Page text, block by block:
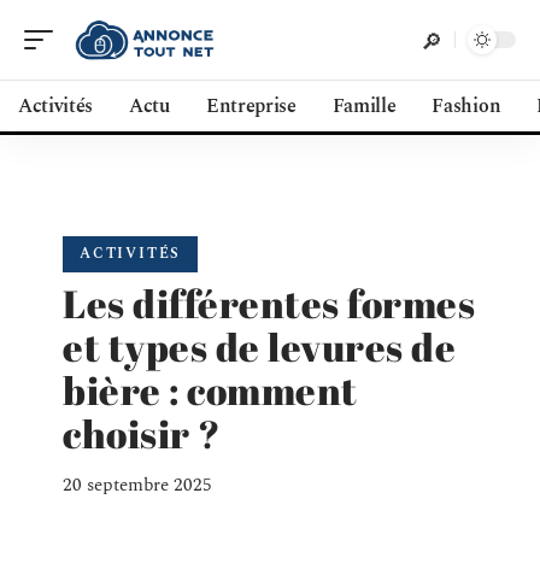
Activités Actu Entreprise Famille Fashion
ACTIVITÉS
Les différentes formes
et types de levures de
bière : comment
choisir ?
20 septembre 2025